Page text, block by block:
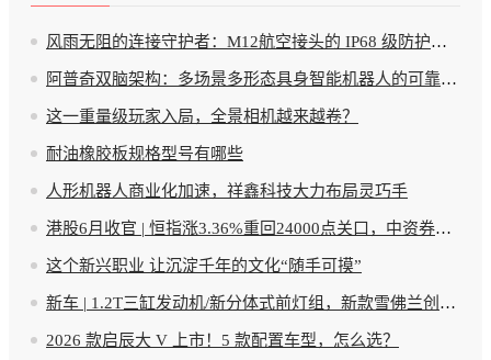
风雨无阻的连接守护者：M12航空接头的 IP68 级防护实测
阿普奇双脑架构：多场景多形态具身智能机器人的可靠智脑
这一重量级玩家入局，全景相机越来越卷？
耐油橡胶板规格型号有哪些
人形机器人商业化加速，祥鑫科技大力布局灵巧手
港股6月收官 | 恒指涨3.36%重回24000点关口，中资券商股爆发，新消费多只个股创新高
这个新兴职业 让沉淀千年的文化“随手可摸”
新车 | 1.2T三缸发动机/新分体式前灯组，新款雪佛兰创酷官图发布
2026 款启辰大 V 上市！5 款配置车型，怎么选？